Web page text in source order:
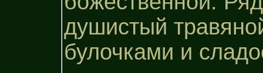
душистый
булочками и